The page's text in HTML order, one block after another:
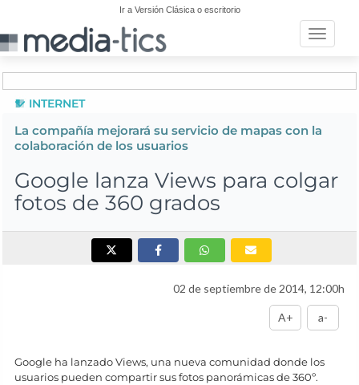
Ir a Versión Clásica o escritorio
Toggle
INTERNET
La compañía mejorará su servicio de mapas con la
colaboración de los usuarios
Google lanza Views para colgar
fotos de 360 grados
02 de septiembre de 2014, 12:00h
A+ a-
Google ha lanzado Views, una nueva comunidad donde los
usuarios pueden compartir sus fotos panorámicas de 360º.